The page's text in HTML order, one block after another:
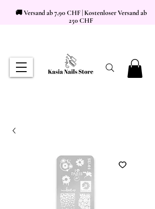
🚚 Versand ab 7,90 CHF | Kostenloser Versand ab
250 CHF